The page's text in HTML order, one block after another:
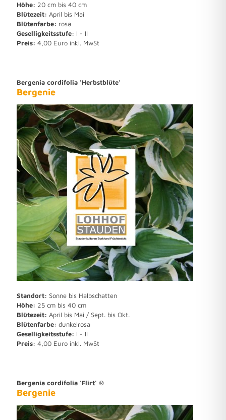
Höhe: 20 cm bis 40 cm
Blütezeit: April bis Mai
Blütenfarbe: rosa
Geselligkeitsstufe: I - II
Preis: 4,00 Euro inkl. MwSt
Bergenia cordifolia 'Herbstblüte'
Bergenie
Standort: Sonne bis Halbschatten
Höhe: 25 cm bis 40 cm
Blütezeit: April bis Mai / Sept. bis Okt.
Blütenfarbe: dunkelrosa
Geselligkeitsstufe: I - II
Preis: 4,00 Euro inkl. MwSt
Bergenia cordifolia 'Flirt' ®
Bergenie